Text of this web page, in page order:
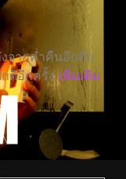
งจากค่ำคืนอึกทึก
ติอีกครั้ง เพิ่มเติม